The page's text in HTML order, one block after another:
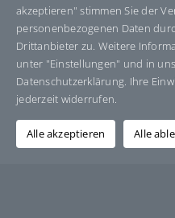
Über den Autor:
akzeptieren" stimmen Sie der
personenbezogenen Daten
Drittanbieter zu. Weitere
unter "Einstellungen" und in
Datenschutzerklärung. Ihre
jederzeit widerrufen.
Alle akzeptieren Alle